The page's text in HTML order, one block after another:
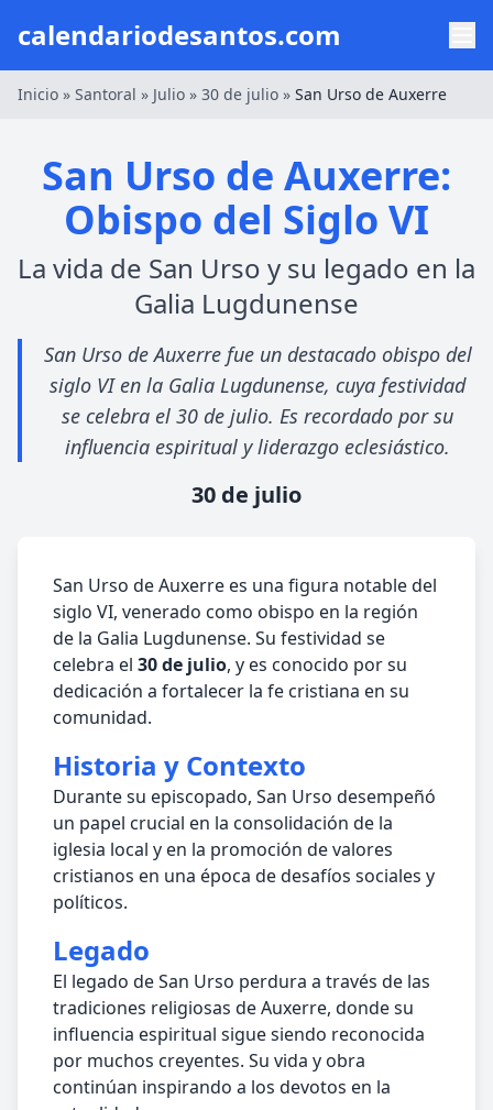
calendariodesantos.com
Inicio » Santoral » Julio » 30 de julio » San Urso de Auxerre
San Urso de Auxerre:
Obispo del Siglo VI
La vida de San Urso y su legado en la
Galia Lugdunense
San Urso de Auxerre fue un destacado obispo del
siglo VI en la Galia Lugdunense, cuya festividad
se celebra el 30 de julio. Es recordado por su
influencia espiritual y liderazgo eclesiástico.
30 de julio
San Urso de Auxerre es una figura notable del
siglo VI, venerado como obispo en la región
de la Galia Lugdunense. Su festividad se
celebra el 30 de julio, y es conocido por su
dedicación a fortalecer la fe cristiana en su
comunidad.
Historia y Contexto
Durante su episcopado, San Urso desempeñó
un papel crucial en la consolidación de la
iglesia local y en la promoción de valores
cristianos en una época de desafíos sociales y
políticos.
Legado
El legado de San Urso perdura a través de las
tradiciones religiosas de Auxerre, donde su
influencia espiritual sigue siendo reconocida
por muchos creyentes. Su vida y obra
continúan inspirando a los devotos en la